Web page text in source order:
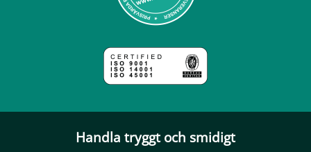
Handla tryggt och smidigt